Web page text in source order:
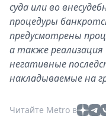
суда или во
процедуры
предусмотрены
а также
негативные
накладываемые на
Читайте Metro в